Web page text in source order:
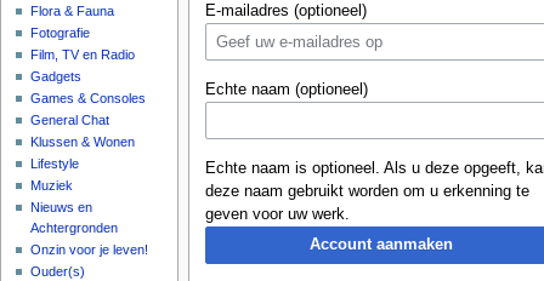
E-mailadres (optioneel)
Echte naam (optioneel)
Echte naam is optioneel. Als u deze opgeeft,
deze naam gebruikt worden om u erkenning te
geven voor uw werk.
Account aanmaken
Flora & Fauna
Fotografie
Film, TV en Radio
Gadgets
Games & Consoles
General Chat
Klussen & Wonen
Lifestyle
Muziek
Nieuws en
Achtergronden
Onzin voor je leven!
Ouder(s)